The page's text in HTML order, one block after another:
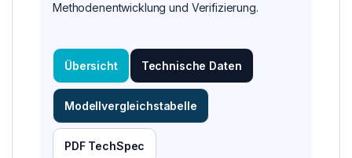
Methodenentwicklung und Verifizierung.
Übersicht Technische Daten
Modellvergleichstabelle
PDF TechSpec